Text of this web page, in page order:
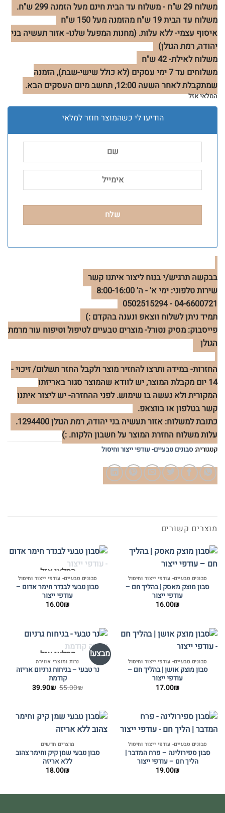
משלוח 29 ש"ח - משלוח עד הבית חינם מעל הזמנה 299 ש"ח.
משלוח עד הבית 19 ש"ח מהזמנה מעל 150 ש"ח
איסוף עצמי- ללא עלות. (מחנות המפעל שלנו- אזור תעשיה בני
יהודה, רמת הגולן)
משלוח לאילת- 42 ש"ח
משלוחים עד 7 ימי עסקים (לא כולל שישי-שבת), הזמנה
שמתקבלת לאחר השעה 12:00, תחשב מיום העסקים הבא.
המלאי אזל
הודיעו לי כשהמוצר חוזר למלאי
בבקשה תרגיש/י בנוח ליצור איתנו קשר
שירות טלפוני: ימי א' - ה' 8:00-16:00
04-6600721 - 0502515294
תמיד ניתן לשלוח ווצאפ ונענה בהקדם :)
פייסבוק: מסיק נטורל- מוצרים טבעיים לטיפול וטיפוח עור מרמת
הגולן
החזרות- במידה ותרצו להחזיר מוצר ולקבל החזר תשלום/ זיכוי -
14 יום מקבלת המוצר, יש לוודא שהמוצר סגור באריזתו
המקורית ולא נעשה בו שימוש. לפני ההחזרה- יש ליצור איתנו
קשר בטלפון או בווצאפ.
כתובת למשלוח: אזור תעשיה בני יהודה, רמת הגולן 1294400.
עלות משלוח החזרת המוצר על חשבון הלקוח. :)
קטגוריה: סבונים טבעיים- עודפי ייצור וחיסול
מוצרים קשורים
סבונים טבעיים- עודפי ייצור וחיסול
סבון מוצק מאסק | בהליך חם –
עודפי ייצור
16.00₪
המלאי אזל
סבונים טבעיים- עודפי ייצור וחיסול
סבון טבעי לבנדר חימר אדום –
עודפי ייצור
16.00₪
סבונים טבעיים- עודפי ייצור וחיסול
סבון מוצק אושן | בהליך חם –
עודפי ייצור
17.00₪
מבצע! המלאי אזל
נרות ומוצרי אווירה
נר טבעי – בניחוח גרניום אריזה
קודמת
55.00₪ המחיר
39.90₪ המחיר
סבונים טבעיים- עודפי ייצור וחיסול
סבון ספירולינה – פרח המדבר |
הליך חם – עודפי ייצור
19.00₪
מוצרים חדשים
סבון טבעי שמן קיק וחימר צהוב
ללא אריזה
18.00₪